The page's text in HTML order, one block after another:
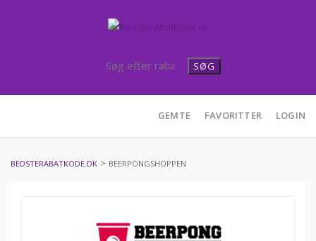
SØG
GEMTE FAVORITTER LOGIN
BEDSTERABATKODE.DK > BEERPONGSHOPPEN